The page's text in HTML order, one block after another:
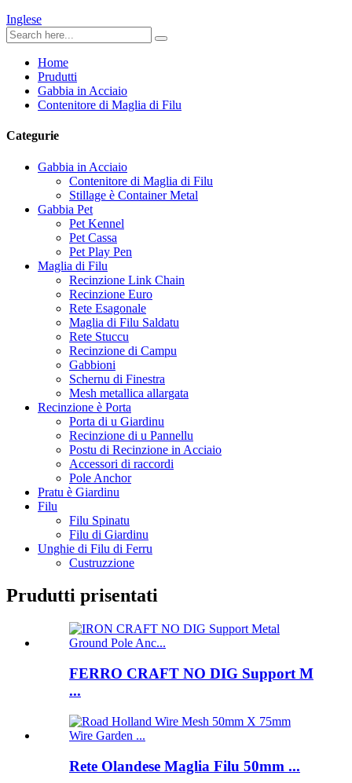
Inglese
Home
Prudutti
Gabbia in Acciaio
Contenitore di Maglia di Filu
Categurie
Gabbia in Acciaio
Contenitore di Maglia di Filu
Stillage è Container Metal
Gabbia Pet
Pet Kennel
Pet Cassa
Pet Play Pen
Maglia di Filu
Recinzione Link Chain
Recinzione Euro
Rete Esagonale
Maglia di Filu Saldatu
Rete Stuccu
Recinzione di Campu
Gabbioni
Schernu di Finestra
Mesh metallica allargata
Recinzione è Porta
Porta di u Giardinu
Recinzione di u Pannellu
Postu di Recinzione in Acciaio
Accessori di raccordi
Pole Anchor
Pratu è Giardinu
Filu
Filu Spinatu
Filu di Giardinu
Unghie di Filu di Ferru
Custruzzione
Prudutti prisentati
FERRO CRAFT NO DIG Support M
...
Rete Olandese Maglia Filu 50mm ...